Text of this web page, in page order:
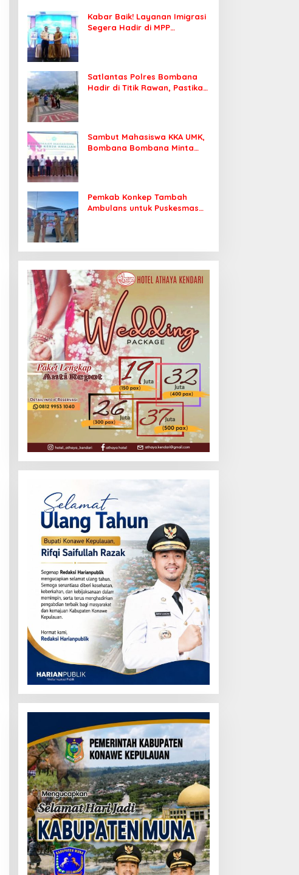
Kabar Baik! Layanan Imigrasi
Segera Hadir di MPP
Satlantas Polres Bombana
Hadir di Titik Rawan, Pastikan
Sambut Mahasiswa KKA UMK,
Bombana Bombana Minta
Pemkab Konkep Tambah
Ambulans untuk Puskesmas